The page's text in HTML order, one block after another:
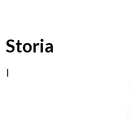
Storia
I